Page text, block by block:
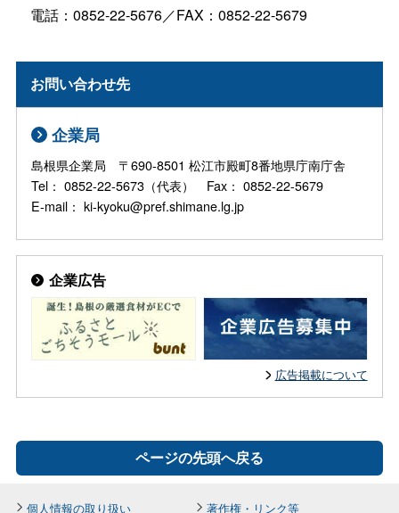
電話：0852-22-5676／FAX：0852-22-5679
お問い合わせ先
企業局
島根県企業局 〒690-8501 松江市殿町8番地県庁南庁舎
Tel： 0852-22-5673（代表） Fax： 0852-22-5679
E-mail： ki-kyoku@pref.shimane.lg.jp
企業広告
広告掲載について
ページの先頭へ戻る
個人情報の取り扱い 著作権・リンク等